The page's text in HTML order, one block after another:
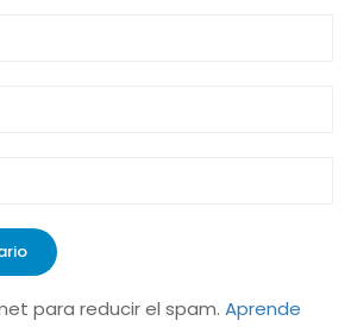
para reducir el spam. Aprende